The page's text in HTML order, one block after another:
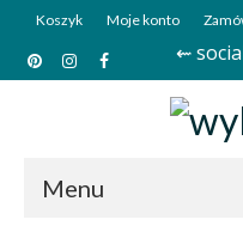
Koszyk Moje konto
⇜
Menu